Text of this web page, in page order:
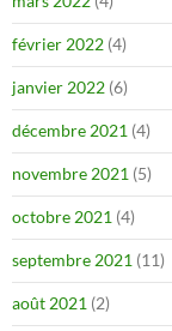
février 2022 (4)
janvier 2022 (6)
décembre 2021 (4)
novembre 2021 (5)
octobre 2021 (4)
septembre 2021 (11)
août 2021 (2)